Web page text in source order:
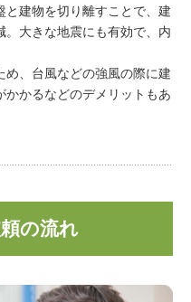
建物を切り離すことで、建
大きな地震にも有効で、内
め、台風などの強風の際に建
かるなどのデメリットもあ
の流れ